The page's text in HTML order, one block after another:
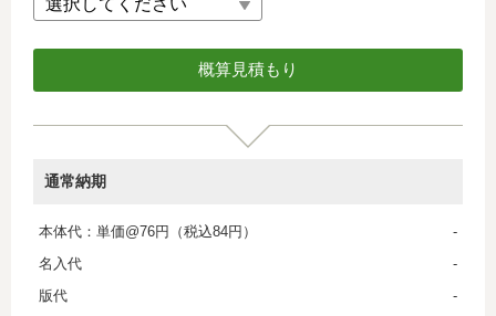
通常納期
本体代：単価@76円（税込84円）
-
名入代
-
版代
-